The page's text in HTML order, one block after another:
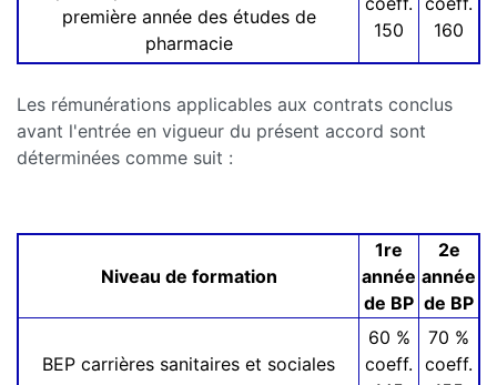
première année des études de
pharmacie
150
160
Les rémunérations applicables aux contrats conclus
avant l'entrée en vigueur du présent accord sont
déterminées comme suit :
Niveau de formation
1re
année
de BP
2e
année
de BP
BEP carrières sanitaires et sociales
60 %
coeff.
70 %
coeff.